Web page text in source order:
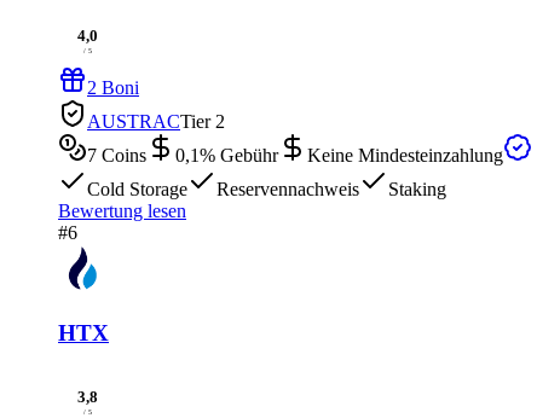
4,0
/ 5
2 Boni
AUSTRACTier 2
7 Coins 0,1% Gebühr
Keine Mindesteinzahlung
Cold Storage
Reservennachweis
Staking
Bewertung lesen
#6
HTX
3,8
/ 5